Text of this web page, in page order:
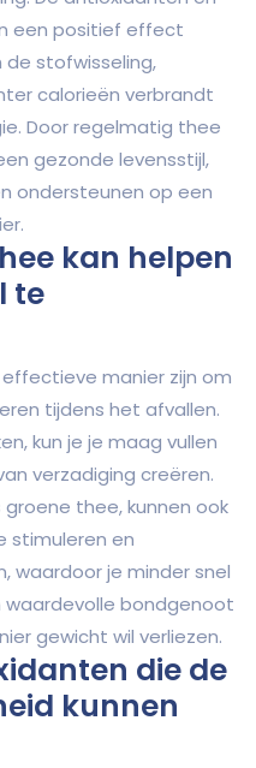
een positief effect
stofwisseling,
calorieën verbrandt
Door regelmatig thee
gezonde levensstijl,
ondersteunen op een
kan helpen
te
manier zijn om
tijdens het afvallen.
kun je je maag vullen
verzadiging creëren.
thee, kunnen ook
stimuleren en
waardoor je minder snel
waardevolle bondgenoot
gewicht wil verliezen.
die de
kunnen